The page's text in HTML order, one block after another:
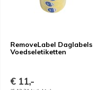
RemoveLabel Daglabels
Voedseletiketten
€ 11,-